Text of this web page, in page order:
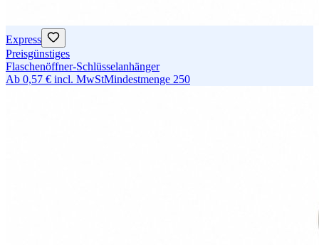
Express
Preisgünstiges
Flaschenöffner-Schlüsselanhänger
Ab 0,57 € incl. MwStMindestmenge 250